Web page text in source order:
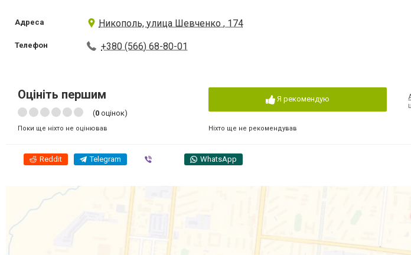
Адреса Никополь, улица Шевченко , 174
Телефон +380 (566) 68-80-01
Оцініть першим
(0 оцінок)
Поки ще ніхто не оцінював
Я рекомендую
Ніхто ще не рекомендував
Reddit Telegram WhatsApp